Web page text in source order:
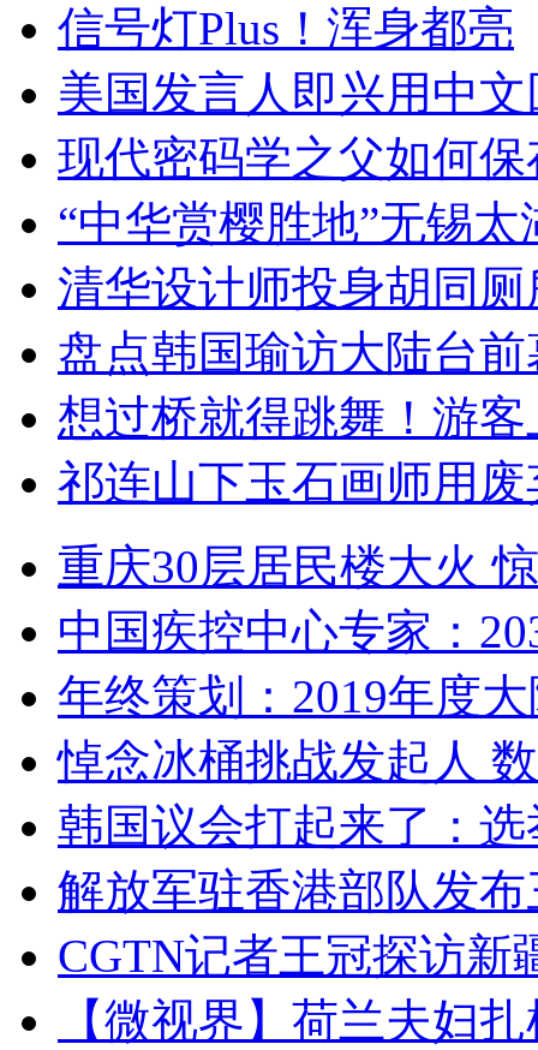
信号灯Plus！浑身都亮
美国发言人即兴用中
现代密码学之父如何
“中华赏樱胜地”无锡
清华设计师投身胡同
盘点韩国瑜访大陆台
想过桥就得跳舞！游客
祁连山下玉石画师用
重庆30层居民楼大火
中国疾控中心专家：
年终策划：2019年度
悼念冰桶挑战发起人
韩国议会打起来了：
解放军驻香港部队发
CGTN记者王冠探访新
【微视界】荷兰夫妇